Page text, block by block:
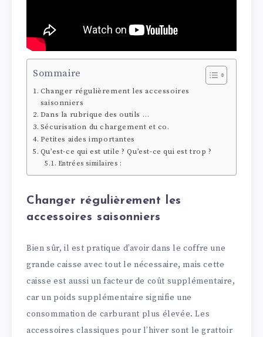
Sommaire
Changer régulièrement les accessoires
saisonniers
Dans la rubrique des outils …
Sécurisation du chargement et co.
Petites aides importantes
Qu’est-ce qui est utile ? Qu’est-ce qui est trop ?
Entrées similaires :
Changer régulièrement les
accessoires saisonniers
Bien sûr, il est pratique d’avoir dans le coffre une
grande caisse avec tout le nécessaire, mais cette
caisse est aussi un facteur de coût supplémentaire,
car un poids supplémentaire signifie une
consommation de carburant plus élevée. Les
accessoires classiques pour l’hiver sont le grattoir